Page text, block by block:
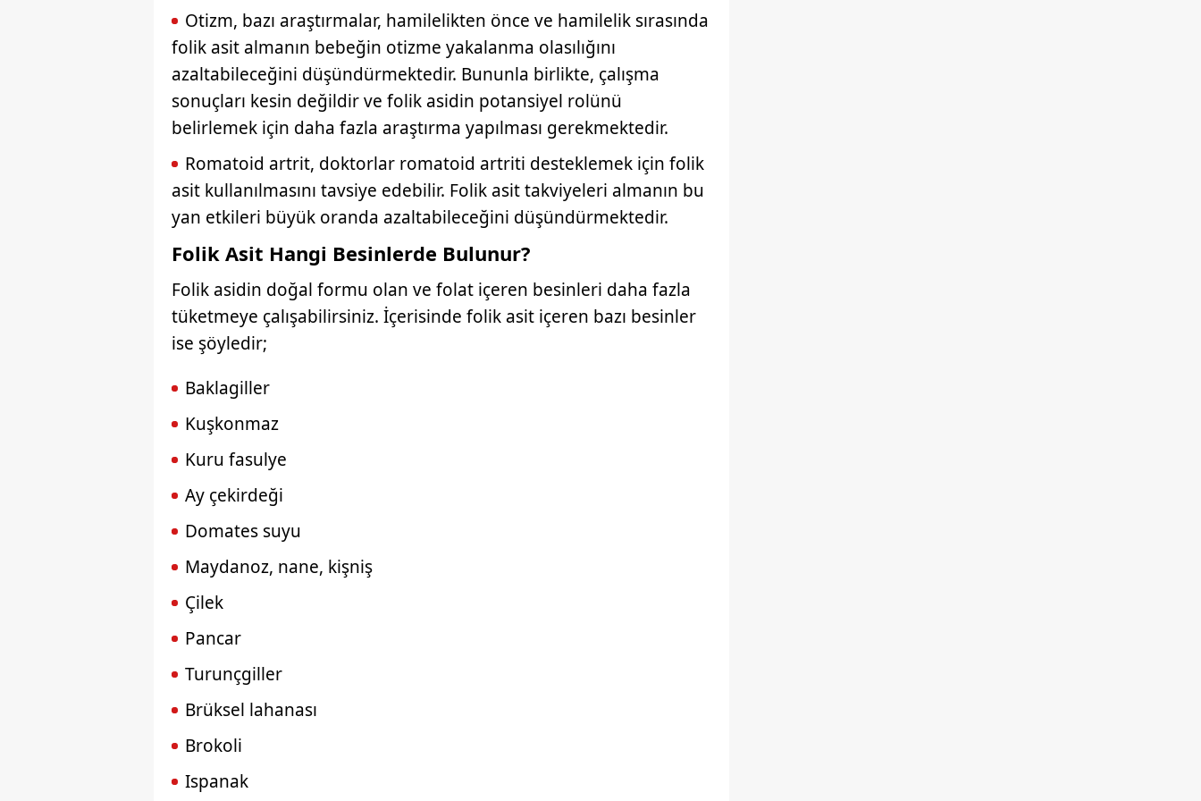
mevzuata uygun olarak kullanılan çerezlerle ilgili bilgi almak için lütfen
tıklayınız
Otizm, bazı araştırmalar, hamilelikten önce ve hamilelik sırasında
folik asit almanın bebeğin otizme yakalanma olasılığını
azaltabileceğini düşündürmektedir. Bununla birlikte, çalışma
sonuçları kesin değildir ve folik asidin potansiyel rolünü
belirlemek için daha fazla araştırma yapılması gerekmektedir.
Romatoid artrit, doktorlar romatoid artriti desteklemek için folik
asit kullanılmasını tavsiye edebilir. Folik asit takviyeleri almanın bu
yan etkileri büyük oranda azaltabileceğini düşündürmektedir.
Folik Asit Hangi Besinlerde Bulunur?
Folik asidin doğal formu olan ve folat içeren besinleri daha fazla
tüketmeye çalışabilirsiniz. İçerisinde folik asit içeren bazı besinler
ise şöyledir;
Baklagiller
Kuşkonmaz
Kuru fasulye
Ay çekirdeği
Domates suyu
Maydanoz, nane, kişniş
Çilek
Pancar
Turunçgiller
Brüksel lahanası
Brokoli
Ispanak